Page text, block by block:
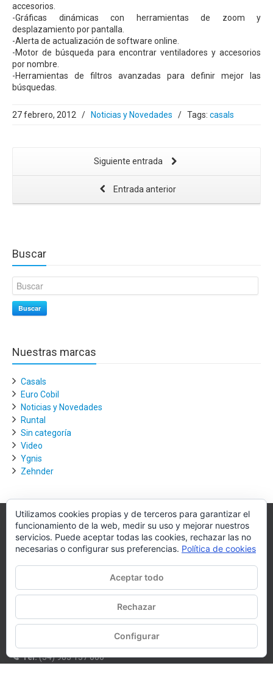
accesorios.
-Gráficas dinámicas con herramientas de zoom y
desplazamiento por pantalla.
-Alerta de actualización de software online.
-Motor de búsqueda para encontrar ventiladores y accesorios
por nombre.
-Herramientas de filtros avanzadas para definir mejor las
búsquedas.
27 febrero, 2012 / Noticias y Novedades / Tags: casals
Siguiente entrada
Entrada anterior
Buscar
Buscar
Nuestras marcas
Casals
Euro Cobil
Noticias y Novedades
Runtal
Sin categoría
Video
Ygnis
Zehnder
Villagra.es
Nuestro objetivo es conseguir la mejor instalación posible, la más
óptima, la de mejor calidad y la que de al usuario final la mejor
experiencia y calidad de vida.
Tel:(34) 983 157 000
Utilizamos cookies propias y de terceros para garantizar el
funcionamiento de la web, medir su uso y mejorar nuestros
servicios. Puede aceptar todas las cookies, rechazar las no
necesarias o configurar sus preferencias. Política de cookies
Aceptar todo
Rechazar
Configurar